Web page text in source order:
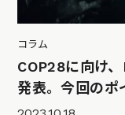
コラム
COP28に向け
発表。今回のポ